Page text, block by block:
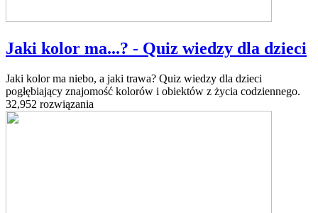
Jaki kolor ma...? - Quiz wiedzy dla dzieci
Jaki kolor ma niebo, a jaki trawa? Quiz wiedzy dla dzieci
pogłębiający znajomość kolorów i obiektów z życia codziennego.
32,952 rozwiązania